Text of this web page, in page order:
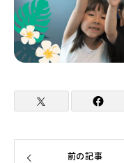
前の記事